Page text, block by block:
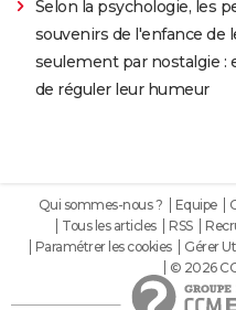
Selon la psychologie, les
souvenirs de l'enfance de
seulement par nostalgie :
de réguler leur humeur
Qui sommes-nous ? Equipe
Tous les articles
RSS
Paramétrer les cookies
Gérer
© 2026